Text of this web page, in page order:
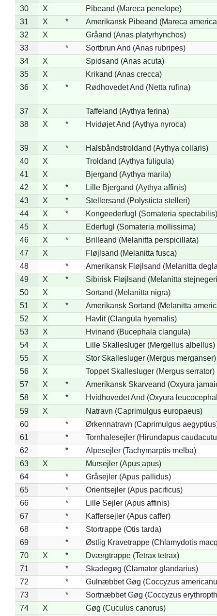
30
X
Pibeand (Mareca penelope)
31
X *
Amerikansk Pibeand (Mareca
32
X
Gråand (Anas platyrhynchos)
33
*
Sortbrun And (Anas rubripes)
34
X
Spidsand (Anas acuta)
35
X
Krikand (Anas crecca)
36
X * Rødhovedet And (Netta rufina)
37 X
Taffeland (Aythya ferina)
38
X * Hvidøjet And (Aythya nyroca)
39 X *
Halsbåndstroldand (Aythya collaris)
40
X
Troldand (Aythya fuligula)
41
X
Bjergand (Aythya marila)
42
X *
Lille Bjergand (Aythya affinis)
43
X *
Stellersand (Polysticta stelleri)
44
X *
Kongeederfugl (Somateria spectabilis)
45
X
Ederfugl (Somateria mollissima)
46
X *
Brilleand (Melanitta perspicillata)
47
X
Fløjlsand (Melanitta fusca)
48
*
Amerikansk Fløjlsand (Melanitta
49
X *
Sibirisk Fløjlsand (Melanitta
50
X
Sortand (Melanitta nigra)
51
X *
Amerikansk Sortand (Melanitta
52
X
Havlit (Clangula hyemalis)
53
X
Hvinand (Bucephala clangula)
54
X
Lille Skallesluger (Mergellus albellus)
55
X
Stor Skallesluger (Mergus merganser)
56
X
Toppet Skallesluger (Mergus serrator)
57
X *
Amerikansk Skarveand (Oxyura
58
X *
Hvidhovedet And (Oxyura
59
X
Natravn (Caprimulgus europaeus)
60
*
Ørkennatravn (Caprimulgus
61
*
Tornhalesejler (Hirundapus
62
*
Alpesejler (Tachymarptis melba)
63
X
Mursejler (Apus apus)
64
*
Gråsejler (Apus pallidus)
65
*
Orientsejler (Apus pacificus)
66
*
Lille Sejler (Apus affinis)
67
*
Kaffersejler (Apus caffer)
68
*
Stortrappe (Otis tarda)
69
*
Østlig Kravetrappe (Chlamydotis
70
X *
Dværgtrappe (Tetrax tetrax)
71
*
Skadegøg (Clamator glandarius)
72
*
Gulnæbbet Gøg (Coccyzus
73
*
Sortnæbbet Gøg (Coccyzus
74
X
Gøg (Cuculus canorus)